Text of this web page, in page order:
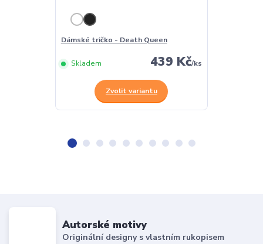
Dámské tričko - Death Queen
439 Kč/ks
Skladem
Zvolit variantu
Autorské motivy
Originální designy s vlastním rukopisem